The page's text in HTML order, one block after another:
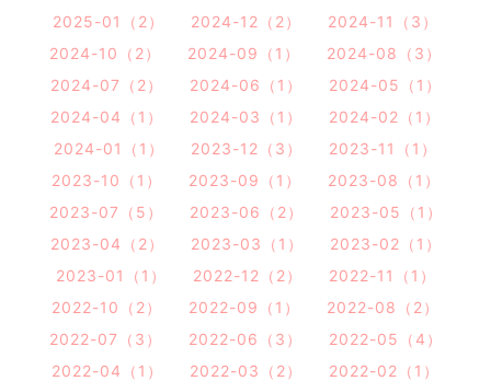
2025-01（2）
2024-12（2）
2024-11（3）
2024-10（2）
2024-09（1）
2024-08（3）
2024-07（2）
2024-06（1）
2024-05（1）
2024-04（1）
2024-03（1）
2024-02（1）
2024-01（1）
2023-12（3）
2023-11（1）
2023-10（1）
2023-09（1）
2023-08（1）
2023-07（5）
2023-06（2）
2023-05（1）
2023-04（2）
2023-03（1）
2023-02（1）
2023-01（1）
2022-12（2）
2022-11（1）
2022-10（2）
2022-09（1）
2022-08（2）
2022-07（3）
2022-06（3）
2022-05（4）
2022-04（1）
2022-03（2）
2022-02（1）